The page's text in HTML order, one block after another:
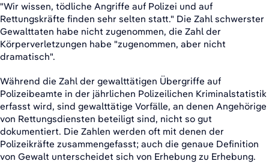
"Wir wissen, tödliche Angriffe auf Polizei und auf
Rettungskräfte finden sehr selten statt." Die Zahl schwerster
Gewalttaten habe nicht zugenommen, die Zahl der
Körperverletzungen habe "zugenommen, aber nicht
dramatisch".
Während die Zahl der gewalttätigen Übergriffe auf
Polizeibeamte in der jährlichen Polizeilichen Kriminalstatistik
erfasst wird, sind gewalttätige Vorfälle, an denen Angehörige
von Rettungsdiensten beteiligt sind, nicht so gut
dokumentiert. Die Zahlen werden oft mit denen der
Polizeikräfte zusammengefasst; auch die genaue Definition
von Gewalt unterscheidet sich von Erhebung zu Erhebung.